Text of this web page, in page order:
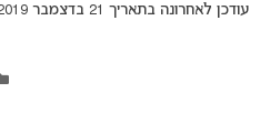
עודכן לאחרונה בתאריך 21 בדצמבר 2019 09:55 על ידי